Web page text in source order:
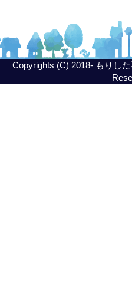
Copyrights (C) 2018- もりし